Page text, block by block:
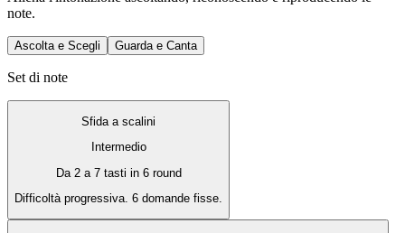
note.
Ascolta e Scegli Guarda e Canta
Set di note
Sfida a scalini
Intermedio
Da 2 a 7 tasti in 6 round
Difficoltà progressiva. 6 domande fisse.